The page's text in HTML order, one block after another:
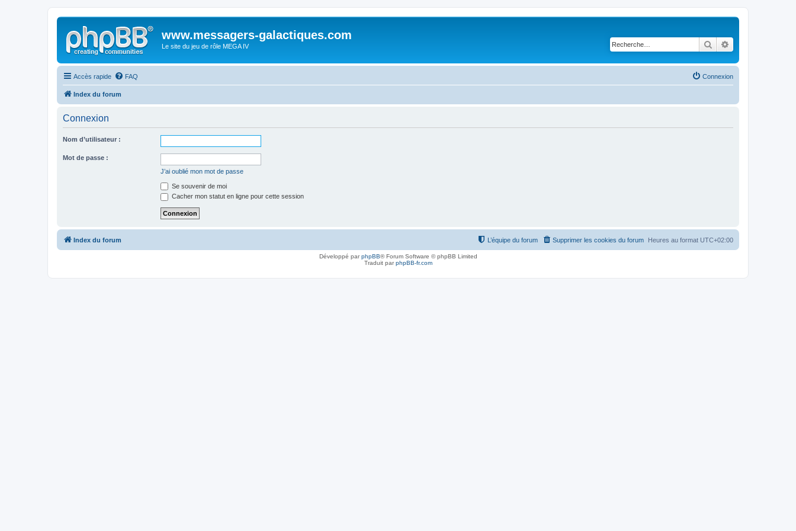
www.messagers-galactiques.com
Le site du jeu de rôle MEGA IV Rechercher
Accès rapide FAQ Connexion
Index du forum
Connexion
Nom d’utilisateur :
Mot de passe :
J’ai oublié mon mot de passe
Se souvenir de moi
Cacher mon statut en ligne pour cette session
Index du forum Heures au format UTC+02:00
Supprimer les cookies du forum
L’équipe du forum
Développé parphpBB® Forum Software © phpBB Limited
Traduit parphpBB-fr.com